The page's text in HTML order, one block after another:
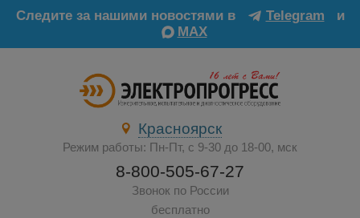
Следите за нашими новостями в Telegram
и
MAX
Красноярск
Режим работы: Пн-Пт, с 9-30 до 18-00, мск
8-800-505-67-27
Звонок по России
бесплатно